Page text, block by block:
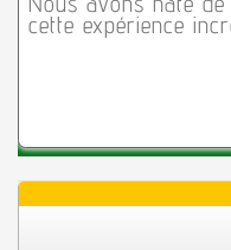
cette expérience